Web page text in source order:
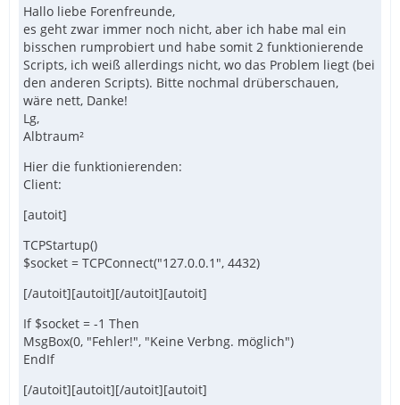
Hallo liebe Forenfreunde,
es geht zwar immer noch nicht, aber ich habe mal ein
bisschen rumprobiert und habe somit 2 funktionierende
Scripts, ich weiß allerdings nicht, wo das Problem liegt (bei
den anderen Scripts). Bitte nochmal drüberschauen,
wäre nett, Danke!
Lg,
Albtraum²
Hier die funktionierenden:
Client:
[autoit]
TCPStartup()
$socket = TCPConnect("127.0.0.1", 4432)
[/autoit][autoit][/autoit][autoit]
If $socket = -1 Then
MsgBox(0, "Fehler!", "Keine Verbng. möglich")
EndIf
[/autoit][autoit][/autoit][autoit]